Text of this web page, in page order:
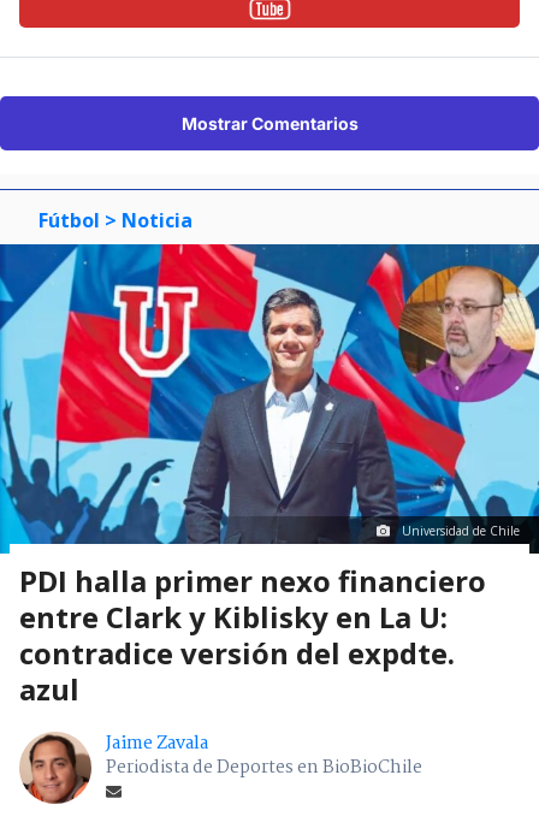
Mostrar Comentarios
Fútbol > Noticia
Universidad de Chile
PDI halla primer nexo financiero
entre Clark y Kiblisky en La U:
contradice versión del expdte.
azul
Jaime Zavala
Periodista de Deportes en BioBioChile